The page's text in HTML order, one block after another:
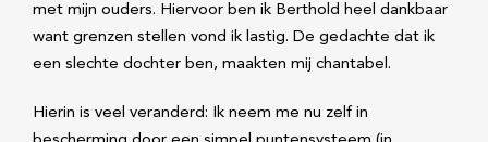
met mijn ouders. Hiervoor ben ik Berthold heel dankbaar
want grenzen stellen vond ik lastig. De gedachte dat ik
een slechte dochter ben, maakten mij chantabel.
Hierin is veel veranderd: Ik neem me nu zelf in